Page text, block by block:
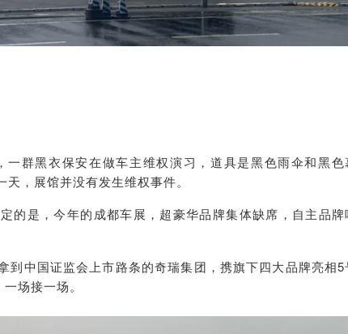
一群黑衣保安在做车主维权演习，道具是黑色雨伞和黑色
，展馆并没有发生维权事件。
的是，今年的成都车展，超豪华品牌集体缺席，自主品牌
到中国证监会上市路条的奇瑞集团，携旗下四大品牌亮相5
场接一场。